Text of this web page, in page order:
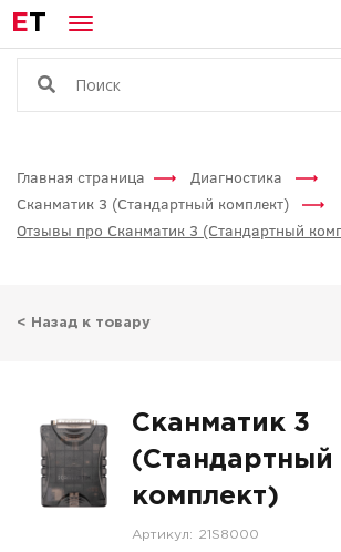
ET
Главная страница
Диагностика
Сканматик 3 (Стандартный комплект)
Отзывы про Сканматик 3 (Стандартный
< Назад к товару
Сканматик 3
(Стандартный
комплект)
Артикул: 21S8000